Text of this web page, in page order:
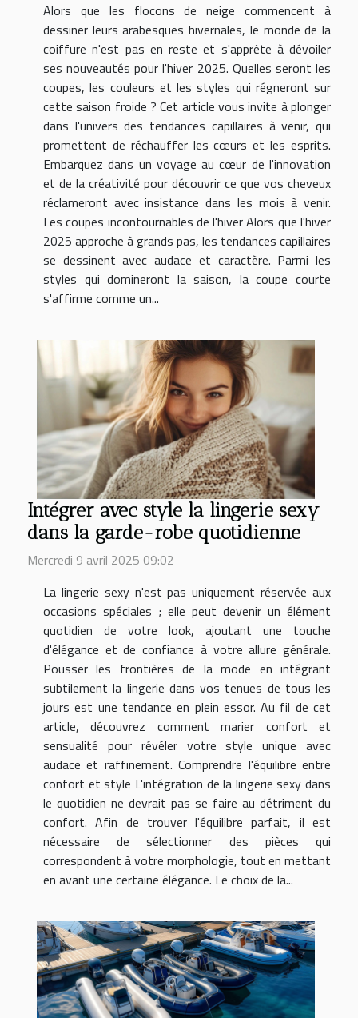
Alors que les flocons de neige commencent à
dessiner leurs arabesques hivernales, le monde de la
coiffure n'est pas en reste et s'apprête à dévoiler
ses nouveautés pour l'hiver 2025. Quelles seront les
coupes, les couleurs et les styles qui régneront sur
cette saison froide ? Cet article vous invite à plonger
dans l'univers des tendances capillaires à venir, qui
promettent de réchauffer les cœurs et les esprits.
Embarquez dans un voyage au cœur de l'innovation
et de la créativité pour découvrir ce que vos cheveux
réclameront avec insistance dans les mois à venir.
Les coupes incontournables de l'hiver Alors que l'hiver
2025 approche à grands pas, les tendances capillaires
se dessinent avec audace et caractère. Parmi les
styles qui domineront la saison, la coupe courte
s'affirme comme un...
Intégrer avec style la lingerie sexy
dans la garde-robe quotidienne
Mercredi 9 avril 2025 09:02
La lingerie sexy n'est pas uniquement réservée aux
occasions spéciales ; elle peut devenir un élément
quotidien de votre look, ajoutant une touche
d'élégance et de confiance à votre allure générale.
Pousser les frontières de la mode en intégrant
subtilement la lingerie dans vos tenues de tous les
jours est une tendance en plein essor. Au fil de cet
article, découvrez comment marier confort et
sensualité pour révéler votre style unique avec
audace et raffinement. Comprendre l'équilibre entre
confort et style L'intégration de la lingerie sexy dans
le quotidien ne devrait pas se faire au détriment du
confort. Afin de trouver l'équilibre parfait, il est
nécessaire de sélectionner des pièces qui
correspondent à votre morphologie, tout en mettant
en avant une certaine élégance. Le choix de la...